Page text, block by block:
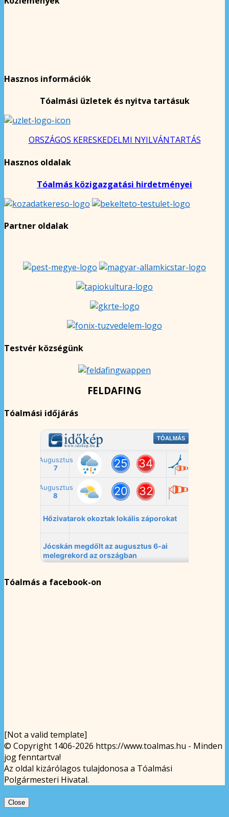
Hasznos információk
Tóalmási üzletek és nyitva tartásuk
ORSZÁGOS KERESKEDELMI NYILVÁNTARTÁS
Hasznos oldalak
Tóalmás közigazgatási hirdetményei
Partner oldalak
Testvér községünk
FELDAFING
Tóalmási időjárás
Tóalmás a facebook-on
[Not a valid template]
© Copyright 1406-2026 https://www.toalmas.hu - Minden
jog fenntartva!
Az oldal kizárólagos tulajdonosa a Tóalmási
Polgármesteri Hivatal.
Close